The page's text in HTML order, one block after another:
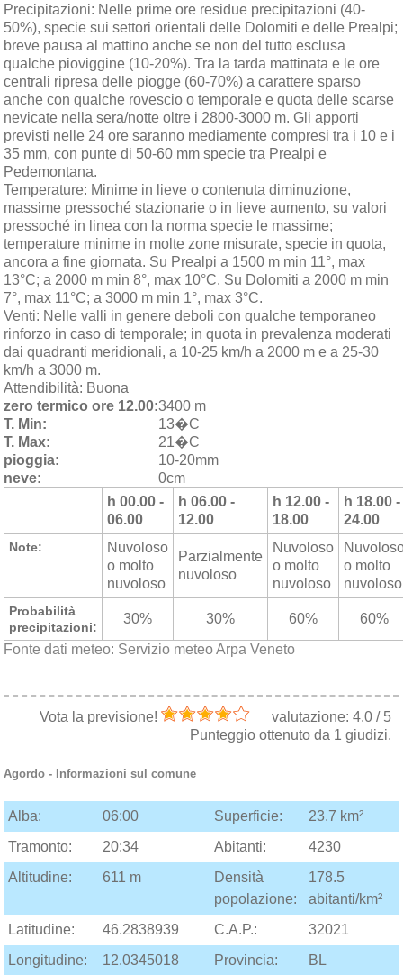
Precipitazioni: Nelle prime ore residue precipitazioni (40-
50%), specie sui settori orientali delle Dolomiti e delle Prealpi;
breve pausa al mattino anche se non del tutto esclusa
qualche pioviggine (10-20%). Tra la tarda mattinata e le ore
centrali ripresa delle piogge (60-70%) a carattere sparso
anche con qualche rovescio o temporale e quota delle scarse
nevicate nella sera/notte oltre i 2800-3000 m. Gli apporti
previsti nelle 24 ore saranno mediamente compresi tra i 10 e i
35 mm, con punte di 50-60 mm specie tra Prealpi e
Pedemontana.
Temperature: Minime in lieve o contenuta diminuzione,
massime pressoché stazionarie o in lieve aumento, su valori
pressoché in linea con la norma specie le massime;
temperature minime in molte zone misurate, specie in quota,
ancora a fine giornata. Su Prealpi a 1500 m min 11°, max
13°C; a 2000 m min 8°, max 10°C. Su Dolomiti a 2000 m min
7°, max 11°C; a 3000 m min 1°, max 3°C.
Venti: Nelle valli in genere deboli con qualche temporaneo
rinforzo in caso di temporale; in quota in prevalenza moderati
dai quadranti meridionali, a 10-25 km/h a 2000 m e a 25-30
km/h a 3000 m.
Attendibilità: Buona
zero termico ore 12.00:3400 m
T. Min:
13�C
T. Max:
21�C
pioggia:
10-20mm
neve:
0cm
h 00.00 -
06.00
h 06.00 -
12.00
h 12.00 -
18.00
h 18.00 -
24.00
Note:
Nuvoloso
o molto
nuvoloso
Parzialmente
nuvoloso
Nuvoloso
o molto
nuvoloso
o molto
nuvoloso
Probabilità
precipitazioni:
30% 30% 60%
60%
Fonte dati meteo: Servizio meteo Arpa Veneto
Vota la previsione! valutazione: 4.0/ 5
Punteggio ottenuto da 1 giudizi.
Agordo - Informazioni sul comune
Alba: 06:00 Superficie:
23.7 km²
Tramonto:
20:34 Abitanti:
4230
Altitudine:
611 m
Densità
popolazione:
178.5
abitanti/km²
Latitudine:
46.2838939 C.A.P.:
32021
Longitudine:
12.0345018 Provincia: BL